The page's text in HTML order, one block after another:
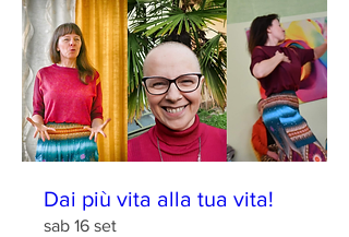
Dai più vita alla tua vita!
sab 16 set